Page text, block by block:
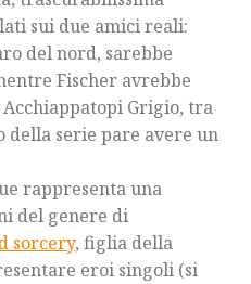
sui due amici reali:
del nord, sarebbe
Fischer avrebbe
Grigio, tra
della serie pare avere un
rappresenta una
del genere di
sorcery, figlia della
eroi singoli (si